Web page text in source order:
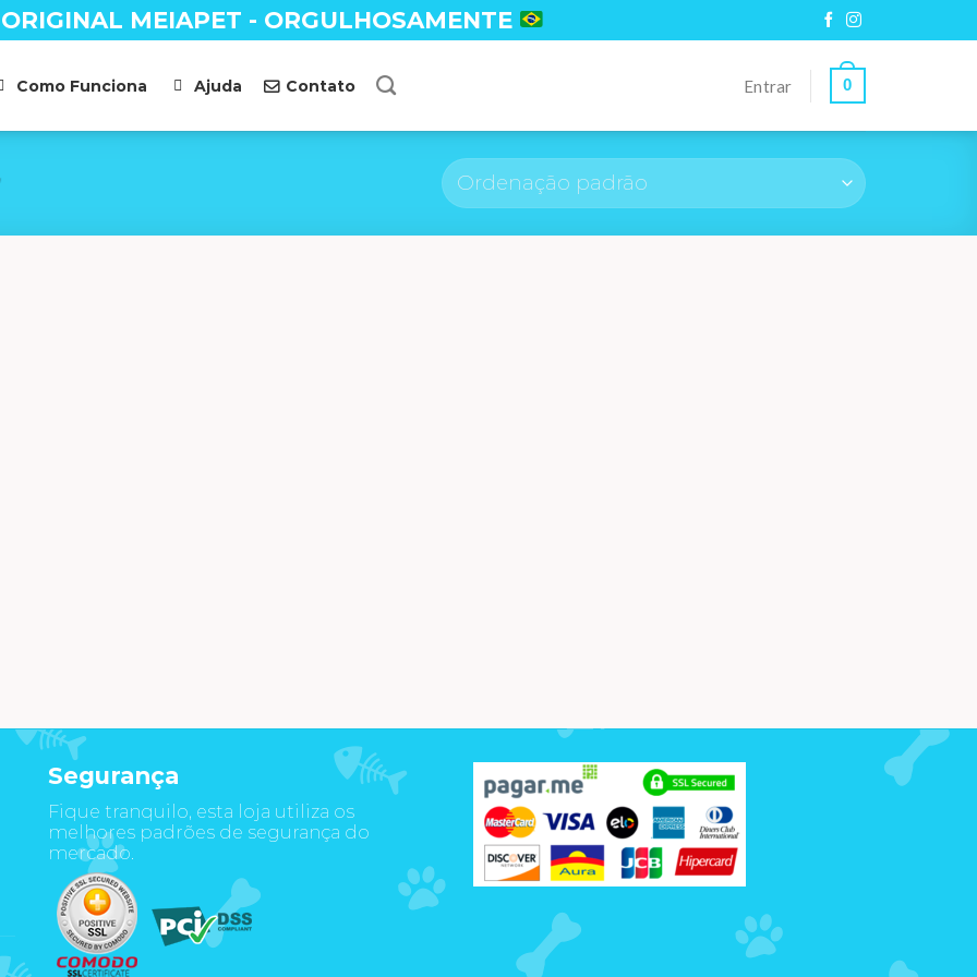
MEIAPET - ORGULHOSAMENTE
Como Funciona Ajuda Contato Entrar 0
Segurança
Fique tranquilo, esta loja utiliza os
melhores padrões de segurança do
mercado.